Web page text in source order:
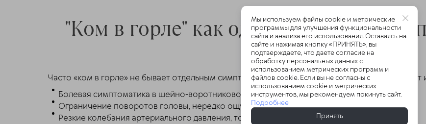
"Ком в горле" как один из симптомов
Часто «ком в горле» не бывает отдельным симптомомпри остеохондрозе. Пациент отмечает
Болевая симптоматика в шейно-воротниковой зоне, головы;
Ограничение поворотов головы, нередко ощущения хруста;
Резкие колебания артериального давления, тошнота, головокружения;
Мы используем файлы cookie и метрические
программы для улучшения функциональности
сайта и анализа его использования. Оставаясь на
сайте и нажимая кнопку «ПРИНЯТЬ», вы
подтверждаете, что даете согласие на
обработку персональных данных с
использованием метрических программ и
файлов cookie. Если вы не согласны с
использованием cookie и метрических
инструментов, мы рекомендуем покинуть сайт.
Подробнее
Принять